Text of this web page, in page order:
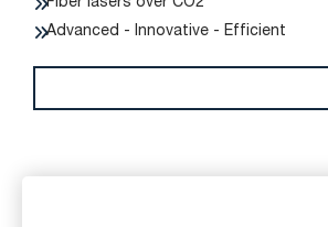
Advanced - Innovative - Efficient